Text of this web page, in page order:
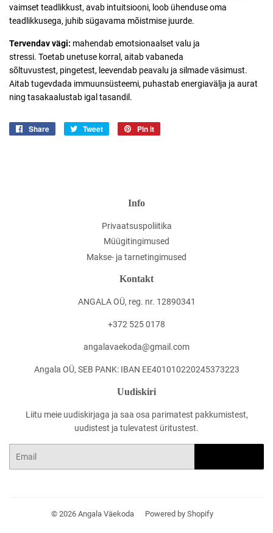
vaimset teadlikkust, avab intuitsiooni, loob ühenduse oma
teadlikkusega, juhib sügavama mõistmise juurde.
Tervendav vägi: mahendab emotsionaalset valu ja
stressi. Toetab unetuse korral, aitab vabaneda
sõltuvustest, pingetest, leevendab peavalu ja silmade väsimust.
Aitab tugevdada immuunsüsteemi, puhastab energiavälja ja aurat
ning tasakaalustab igal tasandil.
Share
Jaga
Tweet
Jaga
Pin it
Info
Privaatsuspoliitika
Müügitingimused
Makse- ja tarnetingimused
Kontakt
ANGALA OÜ, reg. nr. 12890341
+372 525 0178
angalavaekoda@gmail.com
Angala OÜ, SEB PANK: IBAN EE401010220245373223
Uudiskiri
Liitu meie uudiskirjaga ja saa osa parimatest pakkumistest,
uudistest ja tulevatest üritustest.
© 2026 Angala Väekoda Powered by Shopify